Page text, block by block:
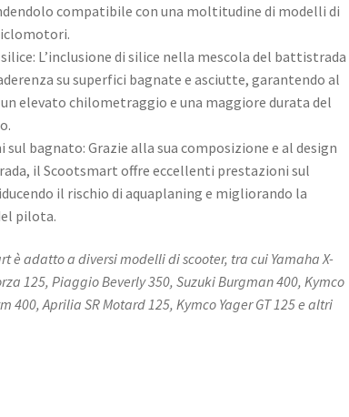
compatibile con una moltitudine di modelli di
L’inclusione di silice nella mescola del battistrada
su superfici bagnate e asciutte, garantendo al
elevato chilometraggio e una maggiore durata del
sul bagnato: Grazie alla sua composizione e al design
il Scootsmart offre eccellenti prestazioni sul
il rischio di aquaplaning e migliorando la
pilota.
è adatto a diversi modelli di scooter, tra cui Yamaha X-
125, Piaggio Beverly 350, Suzuki Burgman 400, Kymco
400, Aprilia SR Motard 125, Kymco Yager GT 125 e altri